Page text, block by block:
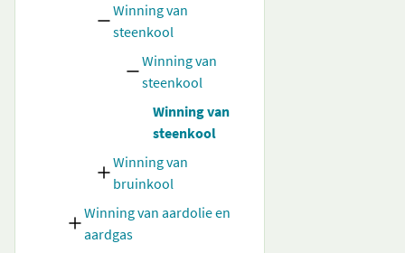
Winning van
steenkool
Winning van
steenkool
Winning van
steenkool
Winning van
bruinkool
Winning van aardolie en
aardgas